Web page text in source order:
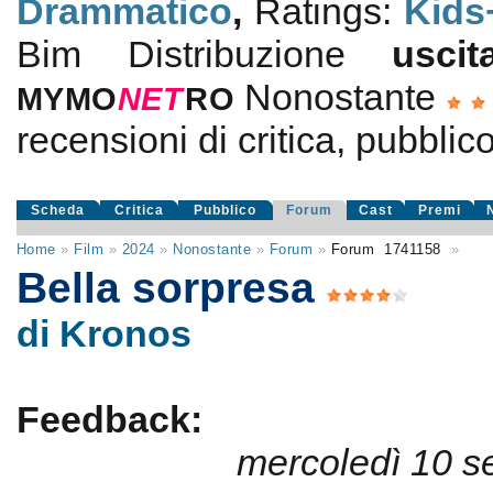
Drammatico, Ratings:
Bim Distribuzione
MYMONETRO Nonostante
recensioni di critica,
Scheda Critica Pubblico Forum Cast Premi
Home » Film » 2024 » Nonostante » Forum » Forum 1741158 »
Bella sorpresa
di Kronos
Feedback:
mercoledì 10